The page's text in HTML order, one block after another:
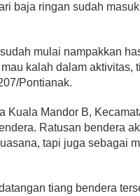
baja ringan sudah
mulai nampakkan
kalah dalam aktivitas,
Pontianak.
Kuala Mandor B,
Ratusan bendera
tapi juga sebagai
tiang bendera